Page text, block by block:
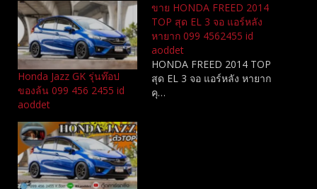
Honda Jazz GK รุ่นท๊อป
ของล้น 099 456 2455 id
aoddet
ขาย HONDA FREED 2014
TOP สุด EL 3 จอ แอร์หลัง
หายาก 099 4562455 id
aoddet
HONDA FREED 2014 TOP
สุด EL 3 จอ แอร์หลัง หายาก
คุ…